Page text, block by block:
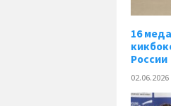
16
России